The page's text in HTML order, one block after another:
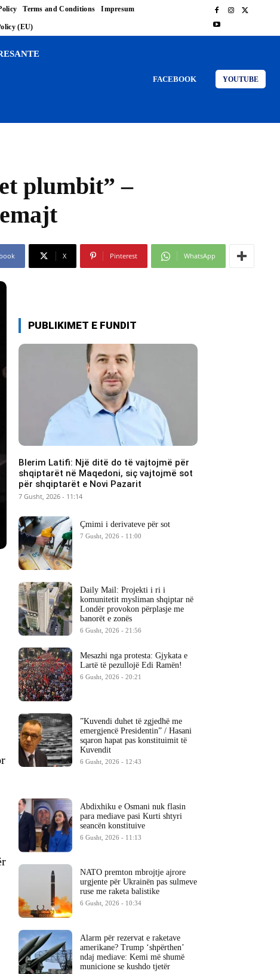
Terms and Conditions Impresum
(EU)
FACEBOOK YOUTUBE
plumbit” –
X Pinterest WhatsApp
PUBLIKIMET E FUNDIT
Blerim Latifi: Një ditë do të vajtojmë për
shqiptarët në Maqedoni, siç vajtojmë sot
për shqiptarët e Novi Pazarit
7 Gusht, 2026 - 11:14
Çmimi i derivateve për sot
7 Gusht, 2026 - 11:00
Daily Mail: Projekti i ri i
komunitetit mysliman shqiptar në
Londër provokon përplasje me
banorët e zonës
6 Gusht, 2026 - 21:56
Mesazhi nga protesta: Gjykata e
Lartë të pezullojë Edi Ramën!
6 Gusht, 2026 - 20:21
​”Kuvendi duhet të zgjedhë me
emergjencë Presidentin” / Hasani
sqaron hapat pas konstituimit të
Kuvendit
6 Gusht, 2026 - 12:43
Abdixhiku e Osmani nuk flasin
para mediave pasi Kurti shtyri
seancën konstituive
6 Gusht, 2026 - 11:13
NATO premton mbrojtje ajrore
urgjente për Ukrainën pas sulmeve
ruse me raketa balistike
6 Gusht, 2026 - 10:34
Alarm për rezervat e raketave
amerikane? Trump ‘shpërthen’
ndaj mediave: Kemi më shumë
municione se kushdo tjetër